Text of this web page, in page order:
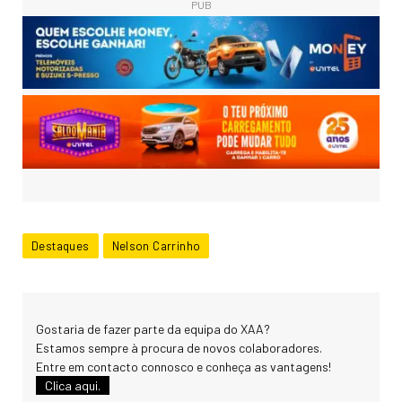
PUB
Destaques Nelson Carrinho
Gostaria de fazer parte da equipa do XAA?
Estamos sempre à procura de novos colaboradores.
Entre em contacto connosco e conheça as vantagens!
Clica aqui.